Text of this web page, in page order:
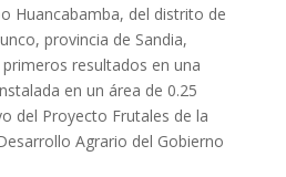
Huancabamba, del distrito de
provincia de Sandia,
resultados en una
en un área de 0.25
del Proyecto Frutales de la
Agrario del Gobierno